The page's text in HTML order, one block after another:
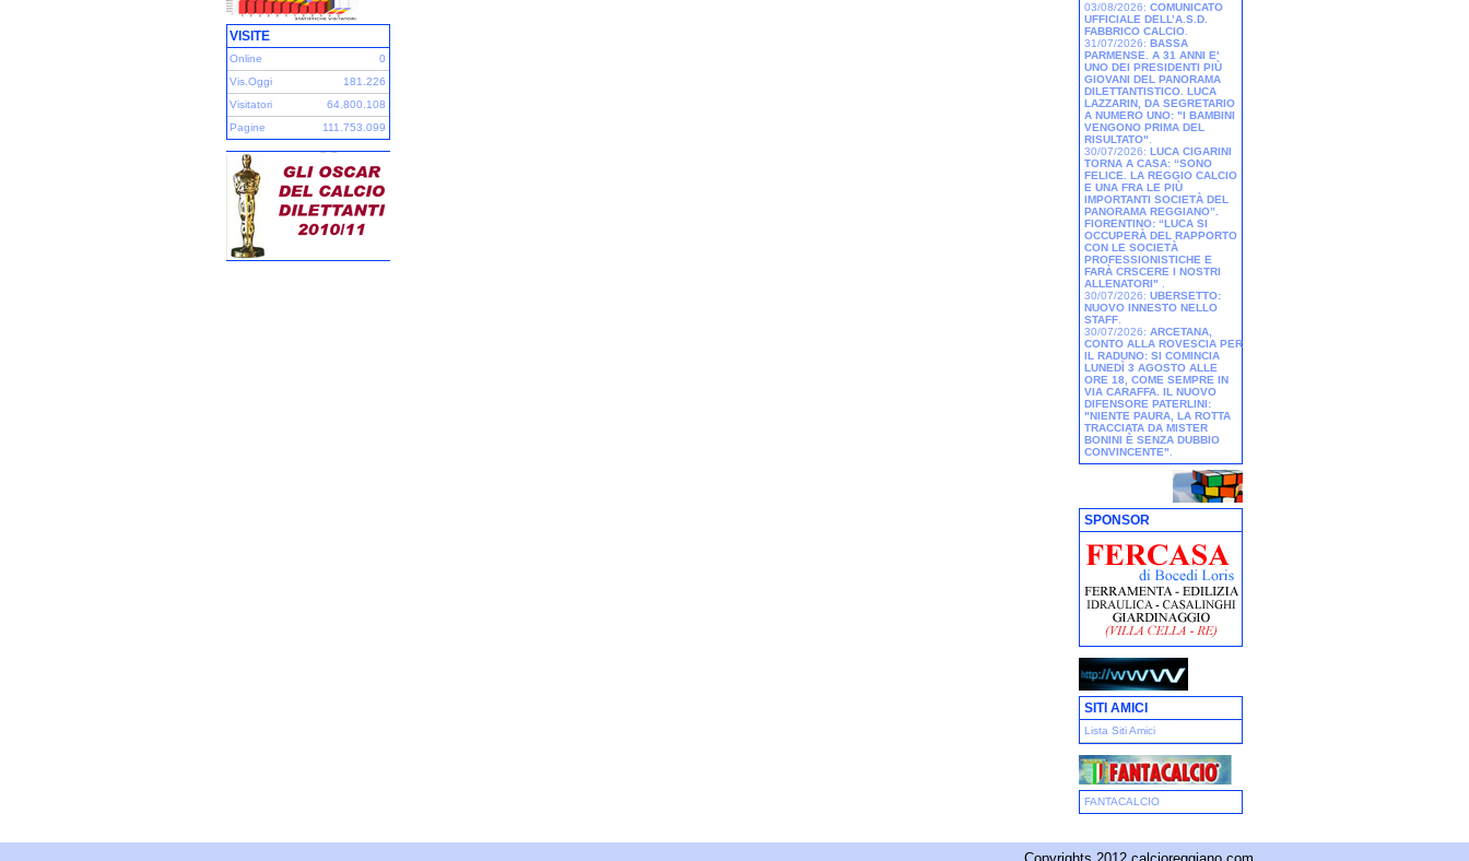
VISITE
Online
0
Vis.Oggi
181.226
Visitatori
64.800.108
Pagine
111.753.099
03/08/2026: COMUNICATO
UFFICIALE DELL’A.S.D.
FABBRICO CALCIO
31/07/2026: BASSA
PARMENSE. A 31 ANNI E'
UNO DEI PRESIDENTI PIÙ
GIOVANI DEL PANORAMA
DILETTANTISTICO. LUCA
LAZZARIN, DA SEGRETARIO
A NUMERO UNO: "I BAMBINI
VENGONO PRIMA DEL
RISULTATO"
30/07/2026: LUCA CIGARINI
TORNA A CASA: “SONO
FELICE. LA REGGIO CALCIO
E UNA FRA LE PIÙ
IMPORTANTI SOCIETÀ DEL
PANORAMA REGGIANO”.
FIORENTINO: “LUCA SI
OCCUPERÀ DEL RAPPORTO
CON LE SOCIETÀ
PROFESSIONISTICHE E
FARÀ CRSCERE I NOSTRI
ALLENATORI"
30/07/2026: UBERSETTO:
NUOVO INNESTO NELLO
STAFF
30/07/2026: ARCETANA,
CONTO ALLA ROVESCIA PER
IL RADUNO: SI COMINCIA
LUNEDÌ 3 AGOSTO ALLE
ORE 18, COME SEMPRE IN
VIA CARAFFA. IL NUOVO
DIFENSORE PATERLINI:
"NIENTE PAURA, LA ROTTA
TRACCIATA DA MISTER
BONINI È SENZA DUBBIO
CONVINCENTE"
SPONSOR
SITI AMICI
Lista Siti Amici
FANTACALCIO